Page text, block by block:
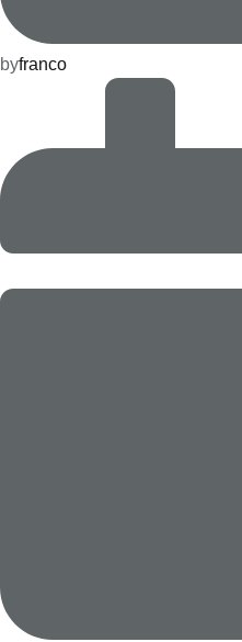
byfranco